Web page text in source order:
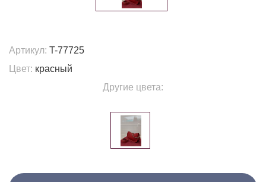
Артикул: T-77725
Цвет: красный
Другие цвета: